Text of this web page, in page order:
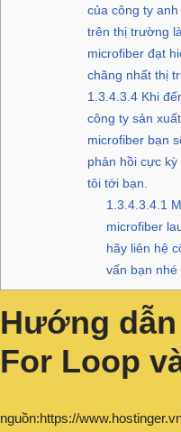
của công ty
trên thị trường
microfiber đạt
chăng nhất thị
1.3.4.3.4Khi
công ty sản
microfiber bạn
phản hồi cực
tôi tới bạn.
1.3.4.3.4.1
microfiber
hãy liên hệ
vấn bạn nhé
Hướng
For Loop
nguồn:https://